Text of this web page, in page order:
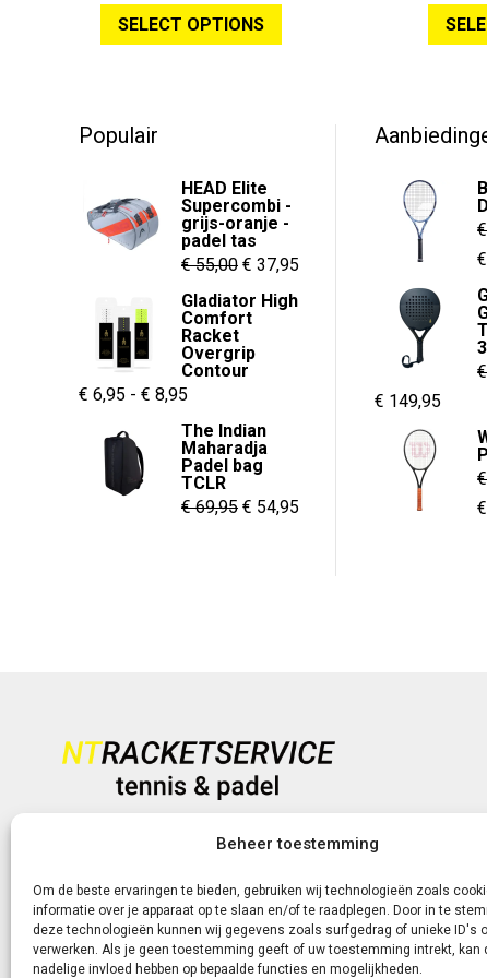
Beheer toestemming
Om de beste ervaringen te bieden, gebruiken wij technologieën zoals
informatie over je apparaat op te slaan en/of te raadplegen. Door in te
deze technologieën kunnen wij gegevens zoals surfgedrag of unieke ID's
verwerken. Als je geen toestemming geeft of uw toestemming intrekt, kan
nadelige invloed hebben op bepaalde functies en mogelijkheden.
was:
€ 310,00.
is:
o
SELECT OPTIONS
gekozen
worden
de
o
Populair
HEAD Elite
Supercombi -
grijs-oranje -
padel tas
€55,00 Oorspronkelijke
prijs
was:
€ 55,00.
€ 37,95
Gladiator High
Comfort
Racket
Overgrip
Contour
€ 6,95 - € 8,95
€ 6,95
tot
€ 8,95
The Indian
Maharadja
Padel bag
TCLR
€69,95 Oorspronkelijke
€ 54,95
€
€
€
Oorspronkelijke
was:
€ 229,95.
€ 149,95
€
€
€
Heb je vragen?
+31 (0)6-5188 0267
Of neem contact met ons op via de livechat of e-mail!